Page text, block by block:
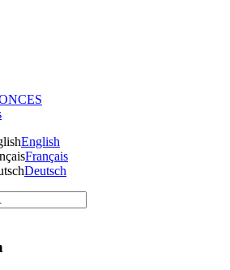
English
Français
Deutsch